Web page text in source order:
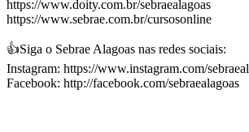
https://www.doity.com.br/sebraealagoas
https://www.sebrae.com.br/cursosonline
👍Siga o Sebrae Alagoas nas redes sociais:
Instagram: https://www.instagram.com/
Facebook: http://facebook.com/sebraealagoas